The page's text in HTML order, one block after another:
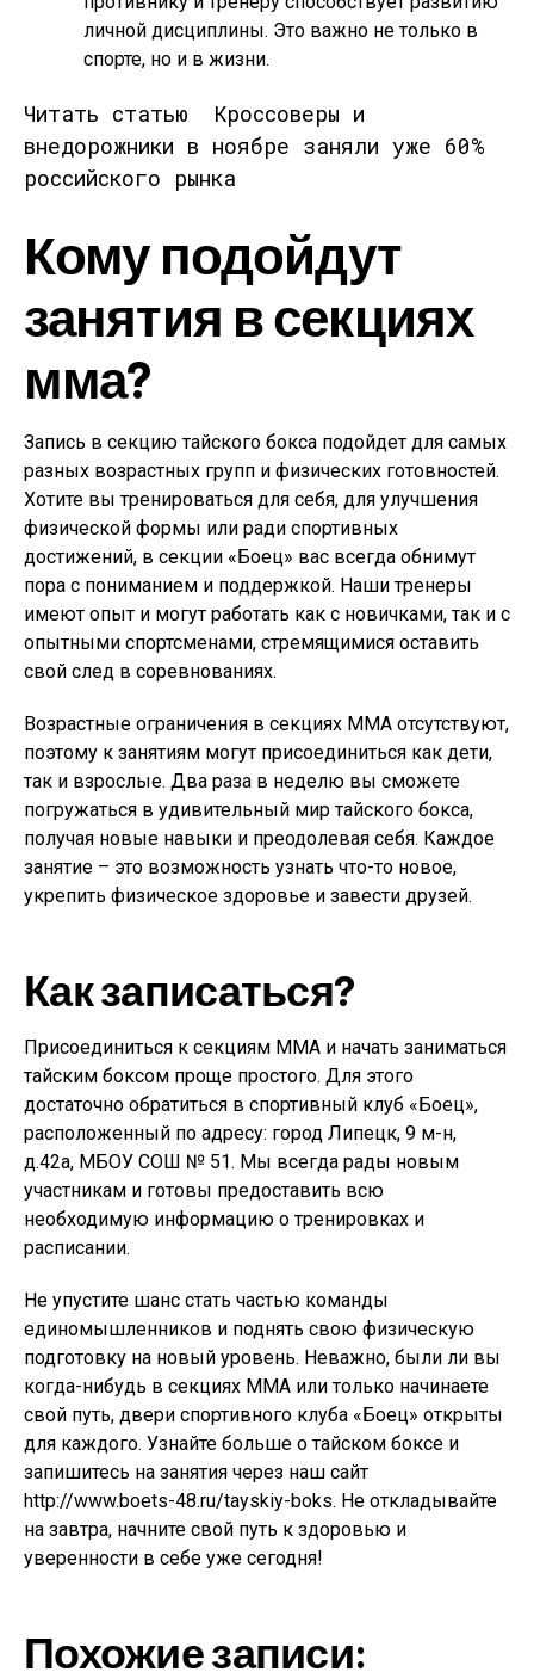
личной дисциплины. Это важно не только в
спорте, но и в жизни.
Читать статью
Кроссоверы и
внедорожники в ноябре заняли уже 60%
российского рынка
Кому подойдут
занятия в секциях
мма?
Запись в секцию тайского бокса подойдет для самых
разных возрастных групп и физических готовностей.
Хотите вы тренироваться для себя, для улучшения
физической формы или ради спортивных
достижений, в секции «Боец» вас всегда обнимут
пора с пониманием и поддержкой. Наши тренеры
имеют опыт и могут работать как с новичками, так и с
опытными спортсменами, стремящимися оставить
свой след в соревнованиях.
Возрастные ограничения в секциях MMA отсутствуют,
поэтому к занятиям могут присоединиться как дети,
так и взрослые. Два раза в неделю вы сможете
погружаться в удивительный мир тайского бокса,
получая новые навыки и преодолевая себя. Каждое
занятие – это возможность узнать что-то новое,
укрепить физическое здоровье и завести друзей.
Как записаться?
Присоединиться к секциям MMA и начать заниматься
тайским боксом проще простого. Для этого
достаточно обратиться в спортивный клуб «Боец»,
расположенный по адресу: город Липецк, 9 м-н,
д.42а, МБОУ СОШ № 51. Мы всегда рады новым
участникам и готовы предоставить всю
необходимую информацию о тренировках и
расписании.
Не упустите шанс стать частью команды
единомышленников и поднять свою физическую
подготовку на новый уровень. Неважно, были ли вы
когда-нибудь в секциях MMA или только начинаете
свой путь, двери спортивного клуба «Боец» открыты
для каждого. Узнайте больше о тайском боксе и
запишитесь на занятия через наш сайт
http://www.boets-48.ru/tayskiy-boks. Не откладывайте
на завтра, начните свой путь к здоровью и
уверенности в себе уже сегодня!
Похожие записи: